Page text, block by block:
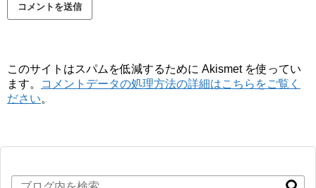
このサイトはスパムを低減するために Akismet を使ってい
ます。
コメントデータの処理方法の詳細はこちらをご覧く
ださい。